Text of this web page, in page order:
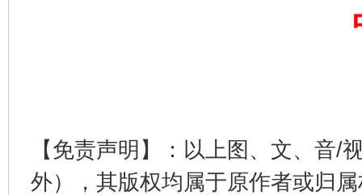
【免责声明】：以上图、文、音/
外），其版权均属于原作者或归